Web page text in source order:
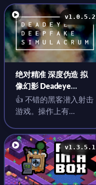
序员的乐趣所在吧。
v1.0.5.2
绝对精准 深度伪造 拟
像幻影 Deadeye
Deepfake Simulacrum
for Mac v1.0.5.2 英文
👍 不错的黑客潜入射击
游戏。操作上有
的味道，指令有...
v1.3.5.1